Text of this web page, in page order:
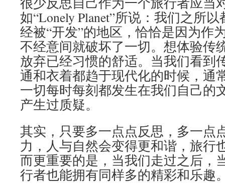
如“Lonely Planet”所说：我们之所
经被“开发”的地区，恰恰是因为作
不经意间就破坏了一切。想体验传
放弃已经习惯的舒适。当我们看到
通和衣着都趋于现代化的时候，通
一切每时每刻都发生在我们自己的
产生过质疑。
其实，只要多一点点反思，多一点
力，人与自然会变得更和谐，旅行
而更重要的是，当我们走过之后，
行者也能拥有同样多的精彩和乐趣